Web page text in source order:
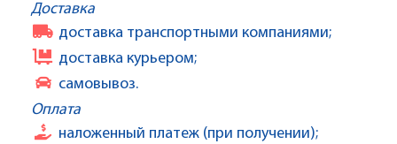
Доставка
доставка транспортными компаниями;
доставка курьером;
самовывоз.
Оплата
наложенный платеж (при получении);